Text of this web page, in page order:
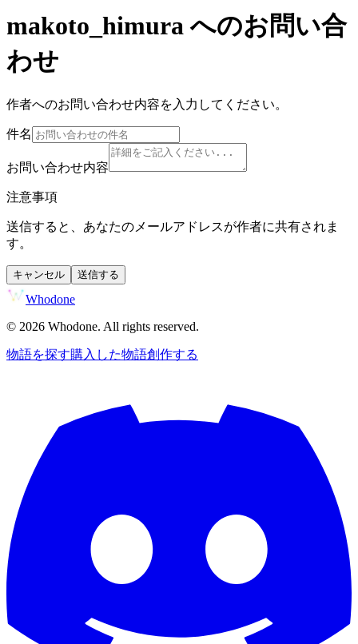
makoto_himuraへのお問い合
わせ
作者へのお問い合わせ内容を入力してください。
件名
お問い合わせ内容
注意事項
送信すると、あなたのメールアドレスが作者に共有されま
す。
キャンセル 送信する
Whodone
© 2026 Whodone. All rights reserved.
物語を探す購入した物語創作する